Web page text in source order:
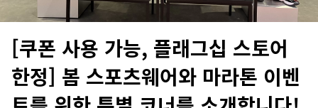
[쿠폰 사용 가능, 플래그십 스토어
한정] 봄 스포츠웨어와 마라톤 이벤